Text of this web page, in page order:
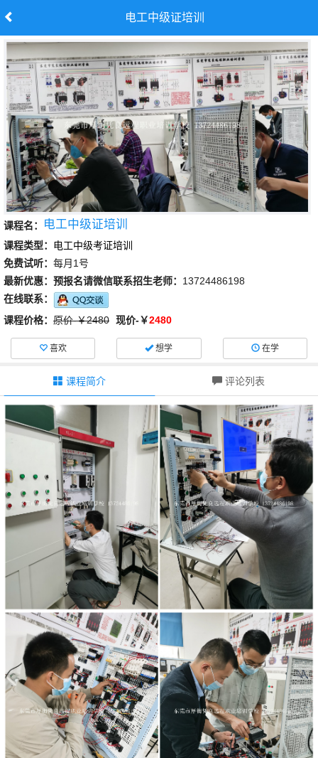
电工中级证培训
课程名： 电工中级证培训
课程类型： 电工中级考证培训
免费试听： 每月1号
最新优惠： 预报名请微信联系招生老师： 13724486198
在线联系：
课程价格： 原价-￥2480 现价-￥2480
喜欢 想学 在学
课程简介 评论列表